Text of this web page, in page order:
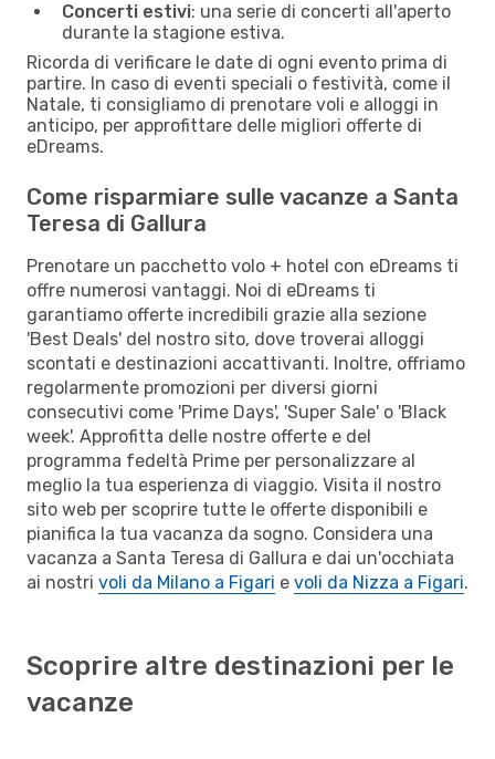
Concerti estivi: una serie di concerti all'aperto
durante la stagione estiva.
Ricorda di verificare le date di ogni evento prima di
partire. In caso di eventi speciali o festività, come il
Natale, ti consigliamo di prenotare voli e alloggi in
anticipo, per approfittare delle migliori offerte di
eDreams.
Come risparmiare sulle vacanze a Santa
Teresa di Gallura
Prenotare un pacchetto volo + hotel con eDreams ti
offre numerosi vantaggi. Noi di eDreams ti
garantiamo offerte incredibili grazie alla sezione
'Best Deals' del nostro sito, dove troverai alloggi
scontati e destinazioni accattivanti. Inoltre, offriamo
regolarmente promozioni per diversi giorni
consecutivi come 'Prime Days', 'Super Sale' o 'Black
week'. Approfitta delle nostre offerte e del
programma fedeltà Prime per personalizzare al
meglio la tua esperienza di viaggio. Visita il nostro
sito web per scoprire tutte le offerte disponibili e
pianifica la tua vacanza da sogno. Considera una
vacanza a Santa Teresa di Gallura e dai un'occhiata
ai nostri voli da Milano a Figari e voli da Nizza a Figari.
Scoprire altre destinazioni per le
vacanze